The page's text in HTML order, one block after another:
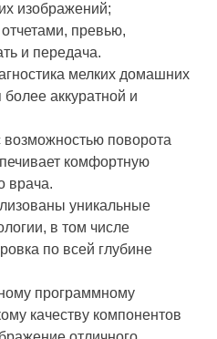
изображений;
превью,
и передача.
мелких домашних
аккуратной и
поворота
комфортную
врача.
уникальные
в том числе
по всей глубине
программному
качеству компонентов